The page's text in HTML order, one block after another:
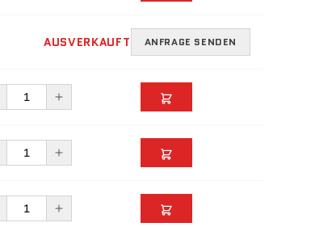
AUSVERKAUFT ANFRAGE SENDEN